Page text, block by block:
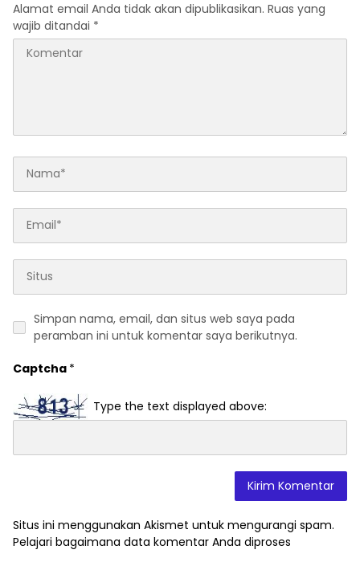
Alamat email Anda tidak akan dipublikasikan. Ruas yang
wajib ditandai *
Simpan nama, email, dan situs web saya pada
peramban ini untuk komentar saya berikutnya.
Captcha *
Type the text displayed above:
Situs ini menggunakan Akismet untuk mengurangi spam.
Pelajari bagaimana data komentar Anda diproses